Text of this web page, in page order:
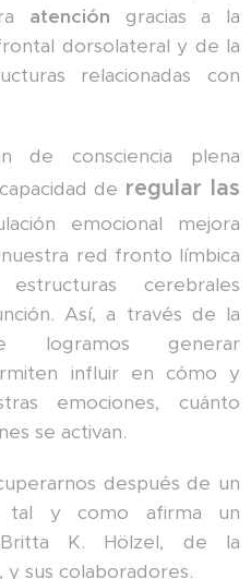
atención gracias a la
dorsolateral y de la
relacionadas con
de consciencia plena
de regular las
emocional mejora
red fronto límbica
cerebrales
Así, a través de la
logramos generar
influir en cómo y
emociones, cuánto
se activan.
después de un
tal y como afirma un
K. Hölzel, de la
y sus colaboradores.